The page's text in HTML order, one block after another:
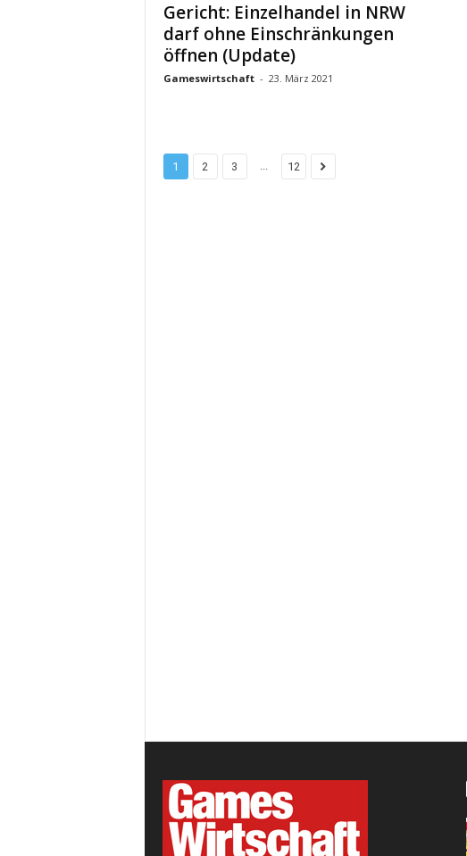
Gericht: Einzelhandel in NRW
darf ohne Einschränkungen
öffnen (Update)
Gameswirtschaft - 23. März 2021
1 2 3 ... 12